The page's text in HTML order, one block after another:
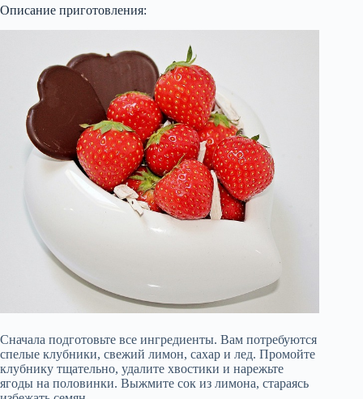
Описание приготовления:
Сначала подготовьте все ингредиенты. Вам потребуются
спелые клубники, свежий лимон, сахар и лед. Промойте
клубнику тщательно, удалите хвостики и нарежьте
ягоды на половинки. Выжмите сок из лимона, стараясь